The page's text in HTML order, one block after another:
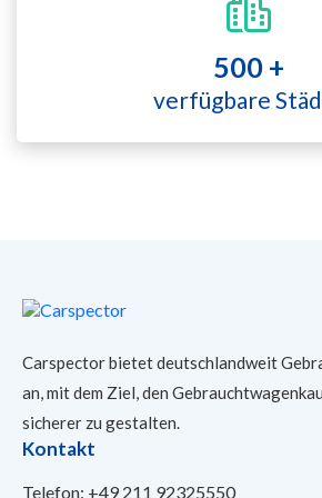
500 +
verfügbare
Carspector bietet deutschlandweit
an, mit dem Ziel, den
sicherer zu gestalten.
Kontakt
Telefon: +49 211 92325550